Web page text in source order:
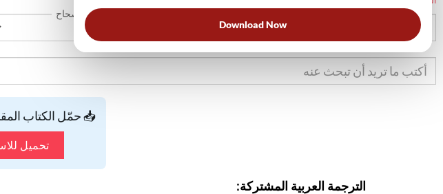
Download Now
الإصحاح
📥 حمّل الكتاب
تحميل
الترجمة العربية المشتركة: